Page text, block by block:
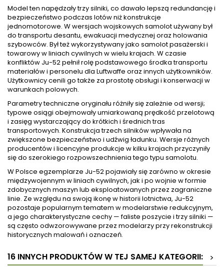
Model ten napędzały trzy silniki, co dawało lepszą redundancję i
bezpieczeństwo podczas lotów niż konstrukcje
jednomotorowe. W wersjach wojskowych samolot używany był
do transportu desantu, ewakuacji medycznej oraz holowania
szybowców. Był też wykorzystywany jako samolot pasażerski i
towarowy w liniach cywilnych w wielu krajach. W czasie
konfliktów Ju-52 pełnił rolę podstawowego środka transportu
materiałów i personelu dla Luftwaffe oraz innych użytkowników.
Użytkownicy cenili go także za prostotę obsługi i konserwacji w
warunkach polowych.
Parametry techniczne oryginału różniły się zależnie od wersji;
typowe osiągi obejmowały umiarkowaną prędkość przelotową
i zasięg wystarczający do krótkich i średnich tras
transportowych. Konstrukcja trzech silników wpływała na
zwiększone bezpieczeństwo i udźwig ładunku. Wersje różnych
producentów i licencyjne produkcje w kilku krajach przyczyniły
się do szerokiego rozpowszechnienia tego typu samolotu.
W Polsce egzemplarze Ju-52 pojawiały się zarówno w okresie
międzywojennym w liniach cywilnych, jak i po wojnie w formie
zdobycznych maszyn lub eksploatowanych przez zagraniczne
linie. Ze względu na swoją ikonę w historii lotnictwa, Ju-52
pozostaje popularnym tematem w modelarstwie redukcyjnym,
a jego charakterystyczne cechy — faliste poszycie i trzy silniki —
są często odwzorowywane przez modelarzy przy rekonstrukcji
historycznych malowań i oznaczeń.
16 INNYCH PRODUKTÓW W TEJ SAMEJ KATEGORII:
>